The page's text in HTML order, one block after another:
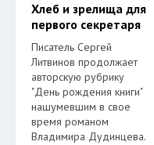
Хлеб и зрелища для
первого секретаря
Писатель Сергей
Литвинов продолжает
авторскую рубрику
"День рождения книги"
нашумевшим в свое
время романом
Владимира Дудинцева.